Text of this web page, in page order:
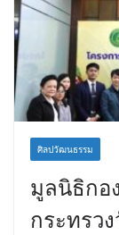
ศิลปวัฒนธรรม
มูลนิธิกอ
กระทรว